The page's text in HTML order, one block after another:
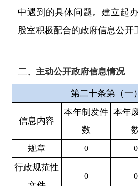
中遇到的具体问题。建立起
股室积极配合的政府信息公开
二、主动公开政府信息情况
第二十条第（一
信息内容
本年制发件
数
本年
规章
0 0
行政规范性
0 0